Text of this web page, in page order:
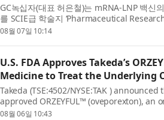
GC녹십자(대표 허은철)는 mRNA-LNP 백신
를 SCIE급 학술지 ‘Pharmaceutical
시 신속한 개발과 배포가 가능한 혁신적 모달
08월 07일 10:14
U.S. FDA Approves Takeda’s
Medicine to Treat the Underlying
Takeda (TSE:4502/NYSE:TAK )
approved ORZEYFUL™ (oveporexton),
narcolepsy type 1 (NT1, narcolepsy with
08월 06일 10:43